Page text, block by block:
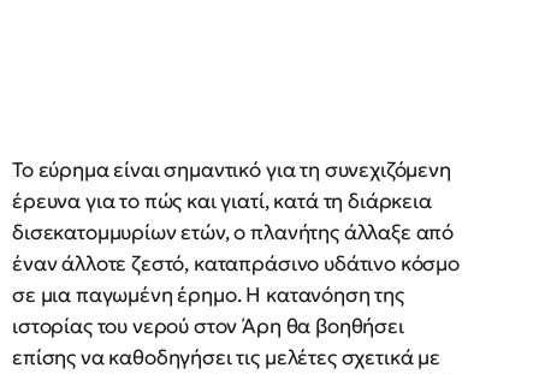
Το εύρημα είναι σημαντικό για τη συνεχιζόμενη
έρευνα για το πώς και γιατί, κατά τη διάρκεια
δισεκατομμυρίων ετών, ο πλανήτης άλλαξε από
έναν άλλοτε ζεστό, καταπράσινο υδάτινο κόσμο
σε μια παγωμένη έρημο. Η κατανόηση της
ιστορίας του νερού στον Άρη θα βοηθήσει
επίσης να καθοδηγήσει τις μελέτες σχετικά με